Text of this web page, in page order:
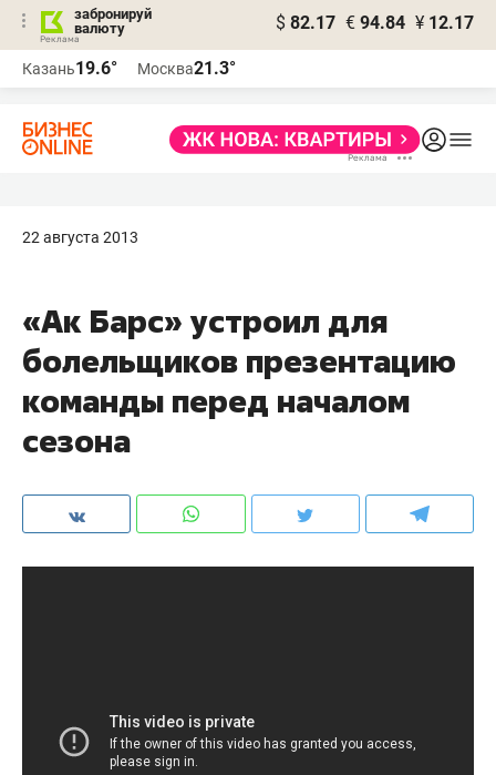
забронируй
валюту
$ 82.17 € 94.84 ¥ 12.17
Казань19.6° Москва21.3°
22 августа 2013
«Ак Барс» устроил для
болельщиков презентацию
команды перед началом
сезона